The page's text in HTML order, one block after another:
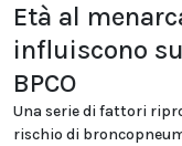
Età al
influiscono
BPCO
Una serie di fattori
rischio di